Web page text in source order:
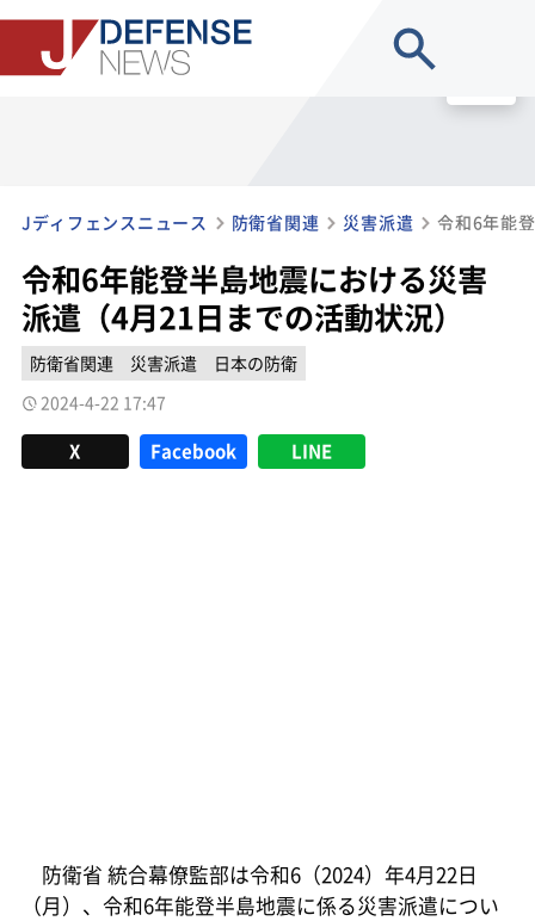
Jディフェンスニュース 防衛省関連 災害派遣
令和6年能登半島地震における災害
派遣（4月21日までの活動状況）
防衛省関連 災害派遣
日本の防衛
2024-4-22 17:47
X Facebook LINE
防衛省 統合幕僚監部は令和6（2024）年4月22日
（月）、令和6年能登半島地震に係る災害派遣につい